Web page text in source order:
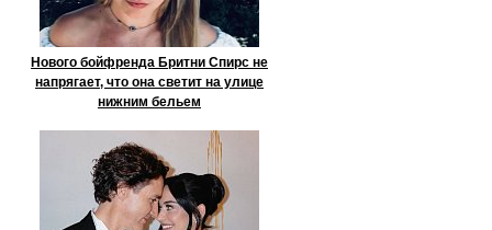
Нового бойфренда Бритни Спирс не
напрягает, что она светит на улице
нижним бельем